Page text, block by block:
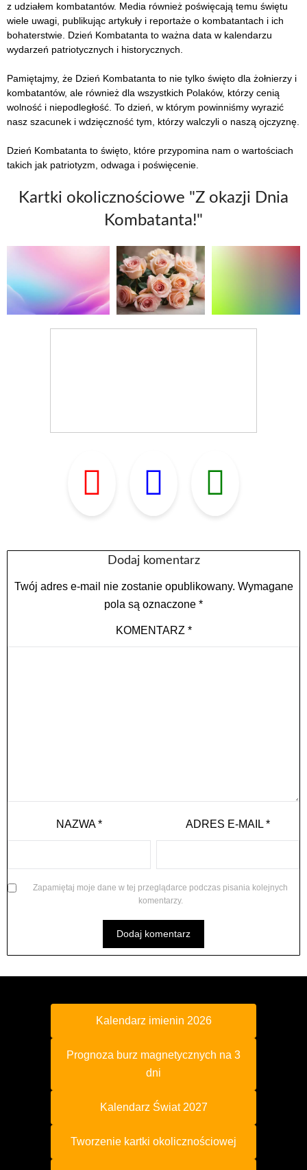
z udziałem kombatantów. Media również poświęcają temu świętu
wiele uwagi, publikując artykuły i reportaże o kombatantach i ich
bohaterstwie. Dzień Kombatanta to ważna data w kalendarzu
wydarzeń patriotycznych i historycznych.
Pamiętajmy, że Dzień Kombatanta to nie tylko święto dla żołnierzy i
kombatantów, ale również dla wszystkich Polaków, którzy cenią
wolność i niepodległość. To dzień, w którym powinniśmy wyrazić
nasz szacunek i wdzięczność tym, którzy walczyli o naszą ojczyznę.
Dzień Kombatanta to święto, które przypomina nam o wartościach
takich jak patriotyzm, odwaga i poświęcenie.
Kartki okolicznościowe "Z okazji Dnia
Kombatanta!"
Dodaj komentarz
Twój adres e-mail nie zostanie opublikowany. Wymagane
pola są oznaczone *
KOMENTARZ *
NAZWA* ADRES E-MAIL*
Zapamiętaj moje dane w tej przeglądarce podczas pisania kolejnych
komentarzy.
Kalendarz imienin 2026
Prognoza burz magnetycznych na 3
dni
Kalendarz Świat 2027
Tworzenie kartki okolicznościowej